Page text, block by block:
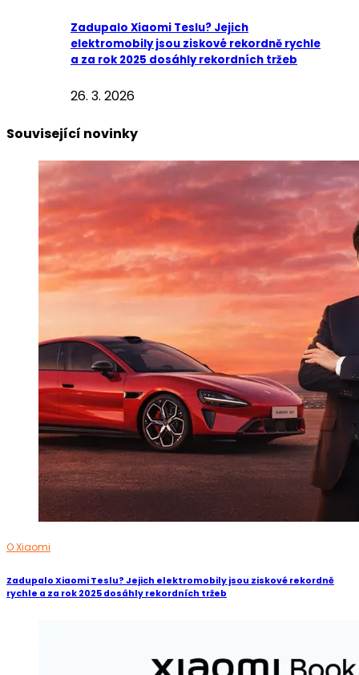
Zadupalo Xiaomi Teslu? Jejich
elektromobily jsou ziskové rekordně rychle
a za rok 2025 dosáhly rekordních tržeb
26. 3. 2026
Související novinky
O Xiaomi
Zadupalo Xiaomi Teslu? Jejich elektromobily jsou ziskové rekordně
rychle a za rok 2025 dosáhly rekordních tržeb